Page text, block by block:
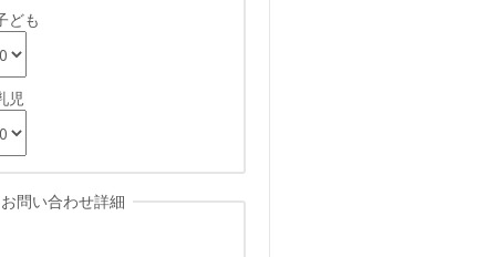
ども
児
お問い合わせ詳細